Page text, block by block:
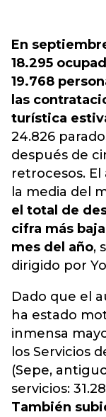
En
18.295
19.768
las
turística
24.826
después de
retrocesos.
la media del
el total de
cifra más
mes del año,
dirigido por
Dado que el
ha estado
inmensa
los Servicios
(Sepe,
servicios:
También